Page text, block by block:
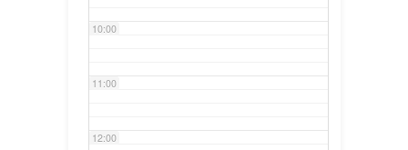
10:00
11:00
12:00